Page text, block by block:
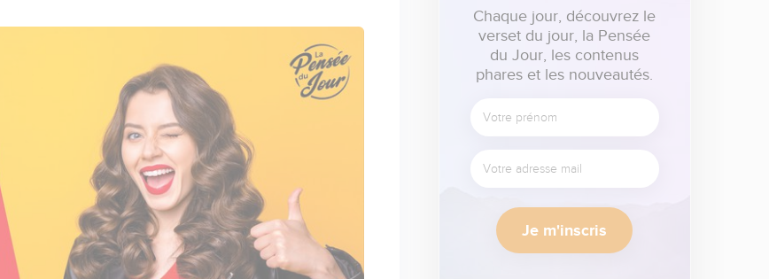
Chaque jour, découvrez le
verset du jour, la Pensée
du Jour, les contenus
phares et les nouveautés.
Je m'inscris